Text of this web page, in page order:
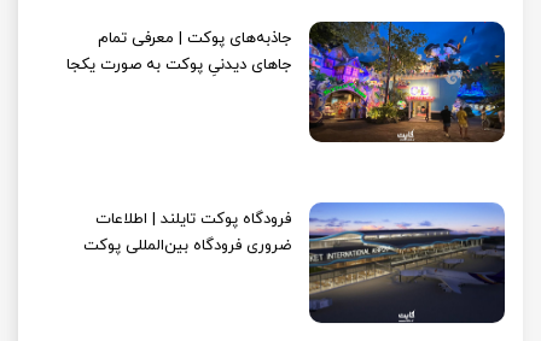
جاذبه‌های پوکت | معرفی تمام
جاهای دیدنیِ پوکت به صورت یکجا
فرودگاه پوکت تایلند | اطلاعات
ضروری فرودگاه بین‌المللی پوکت